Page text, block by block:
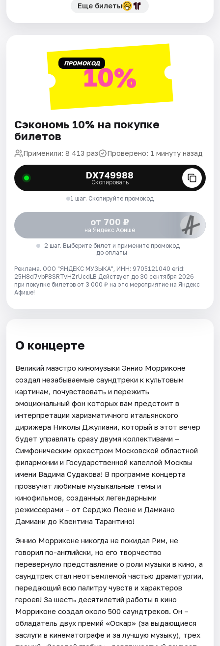
Еще билеты
ПРОМОКОД10%
Сэкономь 10% на покупке
билетов
Применили: 8 413 раз Проверено: 1 минуту назад
DX749988
Скопировать
1 шаг. Скопируйте промокод
от 700 ₽
на Яндекс Афише
2 шаг. Выберите билет и примените промокод
до оплаты
Реклама. ООО "ЯНДЕКС МУЗЫКА", ИНН: 9705121040 erid:
25H8d7vbP8SRTvHZrUcdLB Действует до 30 сентября 2026
при покупке билетов от 3 000 ₽ на это мероприятие на Яндекс
Афише!
О концерте
Великий маэстро киномузыки Эннио Морриконе
создал незабываемые саундтреки к культовым
картинам, почувствовать и пережить
эмоциональный фон которых вам предстоит в
интерпретации харизматичного итальянского
дирижера Николы Джулиани, который в этот вечер
будет управлять сразу двумя коллективами –
Симфоническим оркестром Московской областной
филармонии и Государственной капеллой Москвы
имени Вадима Судакова! В программе концерта
прозвучат любимые музыкальные темы и
кинофильмов, созданных легендарными
режиссерами – от Серджо Леоне и Дамиано
Дамиани до Квентина Тарантино!
Эннио Морриконе никогда не покидал Рим, не
говорил по-английски, но его творчество
перевернуло представление о роли музыки в кино, а
саундтрек стал неотъемлемой частью драматургии,
передающий всю палитру чувств и характеров
героев! За шесть десятилетий работы в кино
Морриконе создал около 500 саундтреков. Он –
обладатель двух премий «Оскар» (за выдающиеся
заслуги в кинематографе и за лучшую музыку), трех